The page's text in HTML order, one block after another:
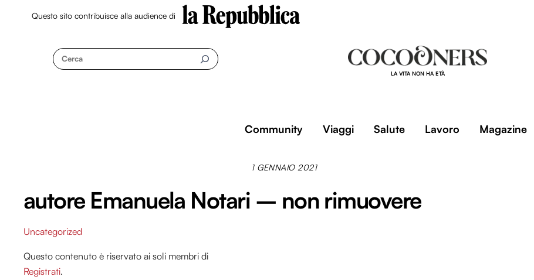
Questo sito contribuisce alla audience di
Cerca
LA VITA NON HA ETÀ
Community Viaggi Salute Lavoro Magazine
1 GENNAIO 2021
autore Emanuela Notari – non rimuovere
Uncategorized
Questo contenuto è riservato ai soli membri di
Registrati.